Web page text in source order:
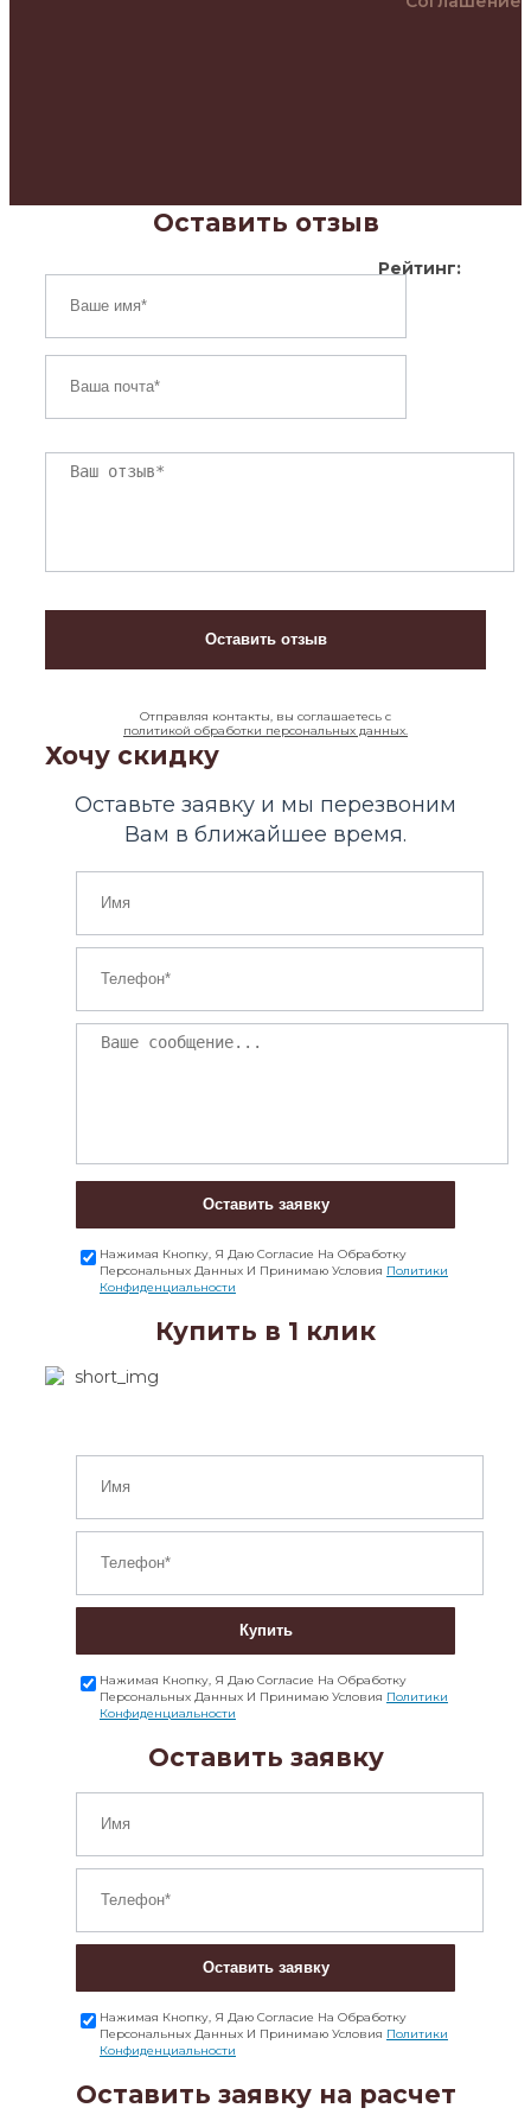
Оставить отзыв
Рейтинг:
Отправляя контакты, вы соглашаетесь с
политикой обработки персональных данных.
Хочу скидку
Оставьте заявку и мы перезвоним
Вам в ближайшее время.
Оставить заявку
Нажимая Кнопку, Я Даю Согласие На Обработку
Персональных Данных И Принимаю Условия Политики
Конфиденциальности
Купить в 1 клик
Купить
Нажимая Кнопку, Я Даю Согласие На Обработку
Персональных Данных И Принимаю Условия Политики
Конфиденциальности
Оставить заявку
Оставить заявку
Нажимая Кнопку, Я Даю Согласие На Обработку
Персональных Данных И Принимаю Условия Политики
Конфиденциальности
Оставить заявку на расчет